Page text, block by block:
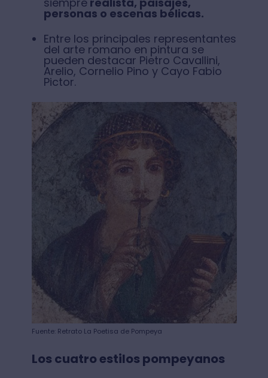
personas o escenas bélicas.
Entre los principales representantes
del arte romano en pintura se
pueden destacar Pietro Cavallini,
Arelio, Cornelio Pino y Cayo Fabio
Pictor.
Fuente: Retrato La Poetisa de Pompeya
Los cuatro estilos pompeyanos